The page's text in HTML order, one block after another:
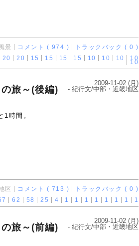
景 コメント ( 974 )
トラックバック ( 0 )
20 20 15 15 15 15 10 10 10 10
10
旅～(後編)
2009-11-02 (月)
- 紀行文/中部・近畿地区
時間。
区 コメント ( 713 )
トラックバック ( 0 )
62 58 25 4 1 1 1 1 1 1 1 1
旅～(前編)
2009-11-02 (月)
- 紀行文/中部・近畿地区